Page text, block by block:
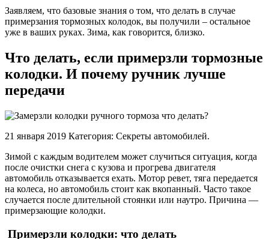
Заявляем, что базовые знания о том, что делать в случае
примерзания тормозных колодок, вы получили – остальное
уже в ваших руках. Зима, как говорится, близко.
Что делать, если примерзли тормозные
колодки. И почему ручник лучше
передачи
21 января 2019 Категория: Секреты автомобилей.
Зимой с каждым водителем может случиться ситуация, когда
после очистки снега с кузова и прогрева двигателя
автомобиль отказывается ехать. Мотор ревет, тяга передается
на колеса, но автомобиль стоит как вкопанный. Часто такое
случается после длительной стоянки или наутро. Причина —
примерзающие колодки.
Примерзли колодки: что делать